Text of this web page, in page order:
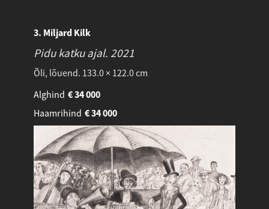
3. Miljard Kilk
Pidu katku ajal. 2021
Õli, lõuend. 133.0 × 122.0 cm
Alghind
34 000
€
Haamrihind
34 000
€